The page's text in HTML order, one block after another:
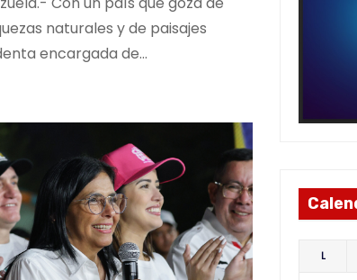
naturales y de paisajes
encargada de…
L